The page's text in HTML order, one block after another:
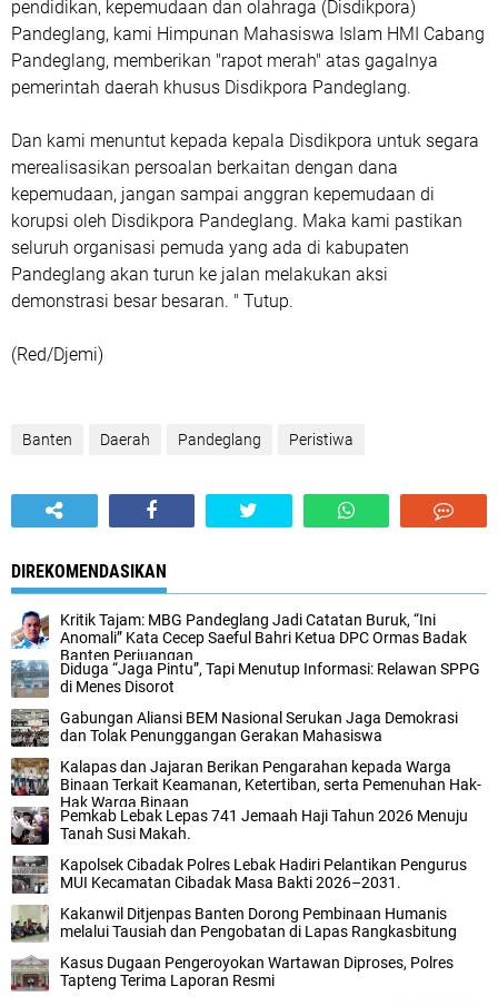
pendidikan, kepemudaan dan olahraga (Disdikpora)
Pandeglang, kami Himpunan Mahasiswa Islam HMI Cabang
Pandeglang, memberikan "rapot merah" atas gagalnya
pemerintah daerah khusus Disdikpora Pandeglang.
Dan kami menuntut kepada kepala Disdikpora untuk segara
merealisasikan persoalan berkaitan dengan dana
kepemudaan, jangan sampai anggran kepemudaan di
korupsi oleh Disdikpora Pandeglang. Maka kami pastikan
seluruh organisasi pemuda yang ada di kabupaten
Pandeglang akan turun ke jalan melakukan aksi
demonstrasi besar besaran. " Tutup.
(Red/Djemi)
Banten Daerah Pandeglang Peristiwa
DIREKOMENDASIKAN
Kritik Tajam: MBG Pandeglang Jadi Catatan Buruk, “Ini
Anomali” Kata Cecep Saeful Bahri Ketua DPC Ormas Badak
Banten Perjuangan
Diduga “Jaga Pintu”, Tapi Menutup Informasi: Relawan SPPG
di Menes Disorot
Gabungan Aliansi BEM Nasional Serukan Jaga Demokrasi
dan Tolak Penunggangan Gerakan Mahasiswa
Kalapas dan Jajaran Berikan Pengarahan kepada Warga
Binaan Terkait Keamanan, Ketertiban, serta Pemenuhan Hak-
Hak Warga Binaan
Pemkab Lebak Lepas 741 Jemaah Haji Tahun 2026 Menuju
Tanah Susi Makah.
Kapolsek Cibadak Polres Lebak Hadiri Pelantikan Pengurus
MUI Kecamatan Cibadak Masa Bakti 2026–2031.
Kakanwil Ditjenpas Banten Dorong Pembinaan Humanis
melalui Tausiah dan Pengobatan di Lapas Rangkasbitung
Kasus Dugaan Pengeroyokan Wartawan Diproses, Polres
Tapteng Terima Laporan Resmi